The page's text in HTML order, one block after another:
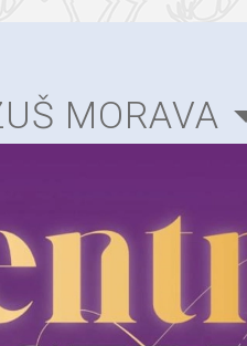
MORAVA